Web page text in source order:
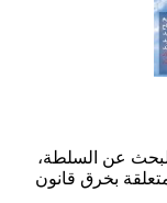
عن السلطة،
بخرق قانون